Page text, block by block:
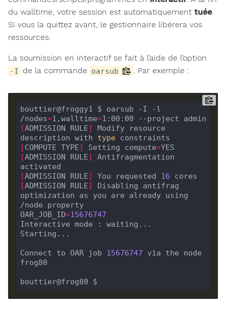
du walltime, votre session est automatiquement tuée.
Si vous la quittez avant, le gestionnaire libérera vos
ressources.
La soumission en interactif se fait à l’aide de l’option
-I de la commande oarsub . Par exemple :
bouttier@froggy1 $ oarsub -I -l
/nodes=1,walltime=
[ADMISSION RULE]
Modify resource
description with type
[COMPUTE TYPE] Setting compute=
[ADMISSION RULE]
Antifragmentation
[ADMISSION RULE] You requested 16
[ADMISSION RULE]
Disabling antifrag
optimization as you are already using
/node property
OAR_JOB_ID=15676747
Connect to OAR job 15676747 via the node